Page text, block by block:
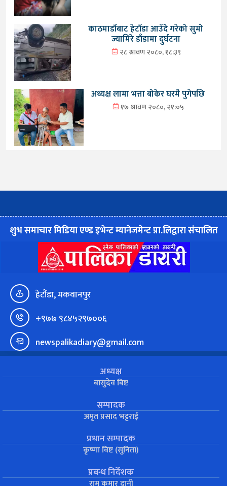
काठमाडौंबाट हेटौंडा आउँदै गरेको सुमो
ज्यामिरे डाँडामा दुर्घटना
२८ श्रावण २०८०, १८:३९
अध्यक्ष लामा भत्ता बोकेर घरमै पुगेपछि
१७ श्रावण २०८०, २१:०५
शुभ समाचार मिडिया एण्ड इभेन्ट म्यानेजमेन्ट प्रा.लिद्वारा संचालित
हेटौंडा, मकवानपुर
+९७७ ९८४५२९७००६
newspalikadiary@gmail.com
अध्यक्ष
बासुदेव बिष्ट
सम्पादक
अमृत प्रसाद भट्टराई
प्रधान सम्पादक
कृष्णा विष्ट (सुनिता)
प्रबन्ध निर्देशक